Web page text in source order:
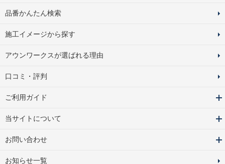
品番かんたん検索
施工イメージから探す
アウンワークスが選ばれる理由
口コミ・評判
ご利用ガイド
当サイトについて
お問い合わせ
お知らせ一覧